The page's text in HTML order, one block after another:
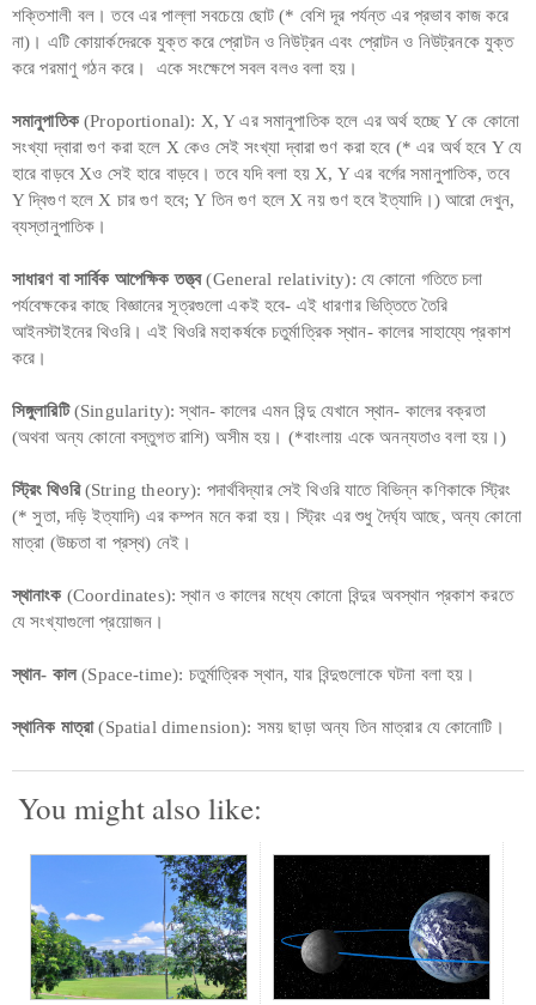
শক্তিশালী বল। তবে এর পাল্লা সবচেয়ে ছোট (* বেশি দূর পর্যন্ত এর প্রভাব কাজ করে
না)। এটি কোয়ার্কদেরকে যুক্ত করে প্রোটন ও নিউট্রন এবং প্রোটন ও নিউট্রনকে যুক্ত
করে পরমাণু গঠন করে। একে সংক্ষেপে সবল বলও বলা হয়।
সমানুপাতিক(Proportional): X, Y এর সমানুপাতিক হলে এর অর্থ হচ্ছে Y কে কোনো
সংখ্যা দ্বারা গুণ করা হলে X কেও সেই সংখ্যা দ্বারা গুণ করা হবে (* এর অর্থ হবে Y যে
হারে বাড়বে Xও সেই হারে বাড়বে। তবে যদি বলা হয় X, Y এর বর্গের সমানুপাতিক, তবে
Y দ্বিগুণ হলে X চার গুণ হবে; Y তিন গুণ হলে X নয় গুণ হবে ইত্যাদি।) আরো দেখুন,
ব্যস্তানুপাতিক।
সাধারণ বা সার্বিক আপেক্ষিক তত্ত্ব(General relativity): যে কোনো গতিতে চলা
পর্যবেক্ষকের কাছে বিজ্ঞানের সূত্রগুলো একই হবে- এই ধারণার ভিত্তিতে তৈরি
আইনস্টাইনের থিওরি। এই থিওরি মহাকর্ষকে চতুর্মাত্রিক স্থান- কালের সাহায্যে প্রকাশ
করে।
সিঙ্গুলারিটি(Singularity): স্থান- কালের এমন বিন্দু যেখানে স্থান- কালের বক্রতা
(অথবা অন্য কোনো বস্তুগত রাশি) অসীম হয়। (*বাংলায় একে অনন্যতাও বলা হয়।)
স্ট্রিং থিওরি(String theory): পদার্থবিদ্যার সেই থিওরি যাতে বিভিন্ন কণিকাকে স্ট্রিং
(* সুতা, দড়ি ইত্যাদি) এর কম্পন মনে করা হয়। স্ট্রিং এর শুধু দৈর্ঘ্য আছে, অন্য কোনো
মাত্রা (উচ্চতা বা প্রস্থ) নেই।
স্থানাংক(Coordinates): স্থান ও কালের মধ্যে কোনো বিন্দুর অবস্থান প্রকাশ করতে
যে সংখ্যাগুলো প্রয়োজন।
স্থান- কাল(Space-time): চতুর্মাত্রিক স্থান, যার বিন্দুগুলোকে ঘটনা বলা হয়।
স্থানিক মাত্রা(Spatial dimension): সময় ছাড়া অন্য তিন মাত্রার যে কোনোটি।
You might also like: